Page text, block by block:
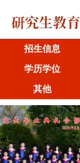
招生信息
学历学位
其他